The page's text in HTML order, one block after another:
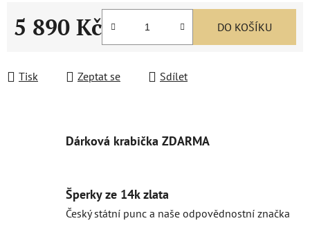
5 890 Kč DO KOŠÍKU
Tisk Zeptat se Sdílet
Dárková krabička ZDARMA
Šperky ze 14k zlata
Český státní punc a naše odpovědnostní značka